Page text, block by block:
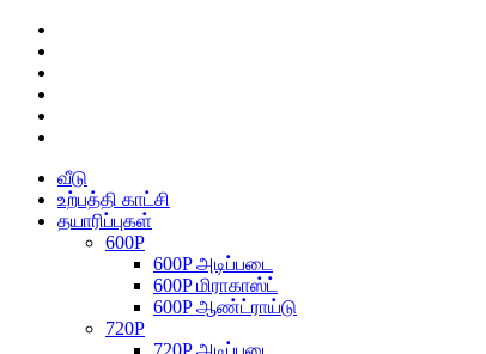
வீடு
உற்பத்தி காட்சி
தயாரிப்புகள்
600P
600P அடிப்படை
600P மிராகாஸ்ட்
600P ஆண்ட்ராய்டு
720P
720P அடிப்படை